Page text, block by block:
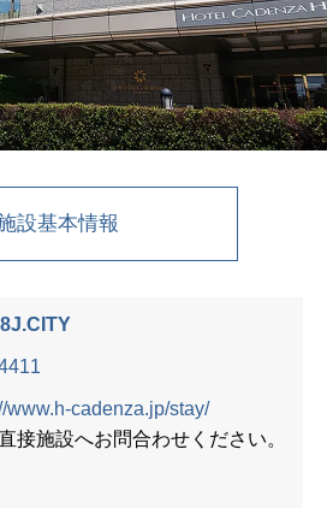
設基本情報
www.h-cadenza.jp/stay/
接施設へお問合わせください。